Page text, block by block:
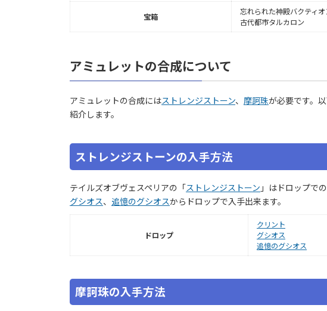
宝箱
忘れられた神殿バクティオ
古代都市タルカロン
アミュレットの合成について
アミュレットの合成にはストレンジストーン、 摩訶珠が必要です。
紹介します。
ストレンジストーンの入手方法
テイルズオブヴェスペリアの「 ストレンジストーン 」はドロップで
グシオス、 追憶のグシオスからドロップで入手出来ます。
ドロップ
クリント
グシオス
追憶のグシオス
摩訶珠の入手方法